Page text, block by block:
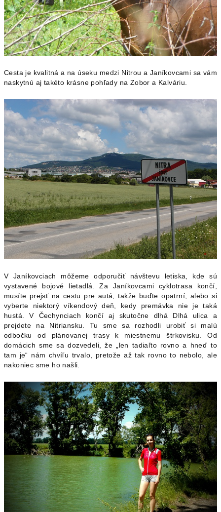
Cesta je kvalitná a na úseku medzi Nitrou a Janíkovcami sa vám
naskytnú aj takéto krásne pohľady na Zobor a Kalváriu.
V Janíkovciach môžeme odporučiť návštevu letiska, kde sú
vystavené bojové lietadlá. Za Janíkovcami cyklotrasa končí,
musíte prejsť na cestu pre autá, takže buďte opatrní, alebo si
vyberte niektorý víkendový deň, kedy premávka nie je taká
hustá. V Čechynciach končí aj skutočne dlhá Dlhá ulica a
prejdete na Nitriansku. Tu sme sa rozhodli urobiť si malú
odbočku od plánovanej trasy k miestnemu štrkovisku. Od
domácich sme sa dozvedeli, že „len tadiaľto rovno a hneď to
tam je“ nám chvíľu trvalo, pretože až tak rovno to nebolo, ale
nakoniec sme ho našli.